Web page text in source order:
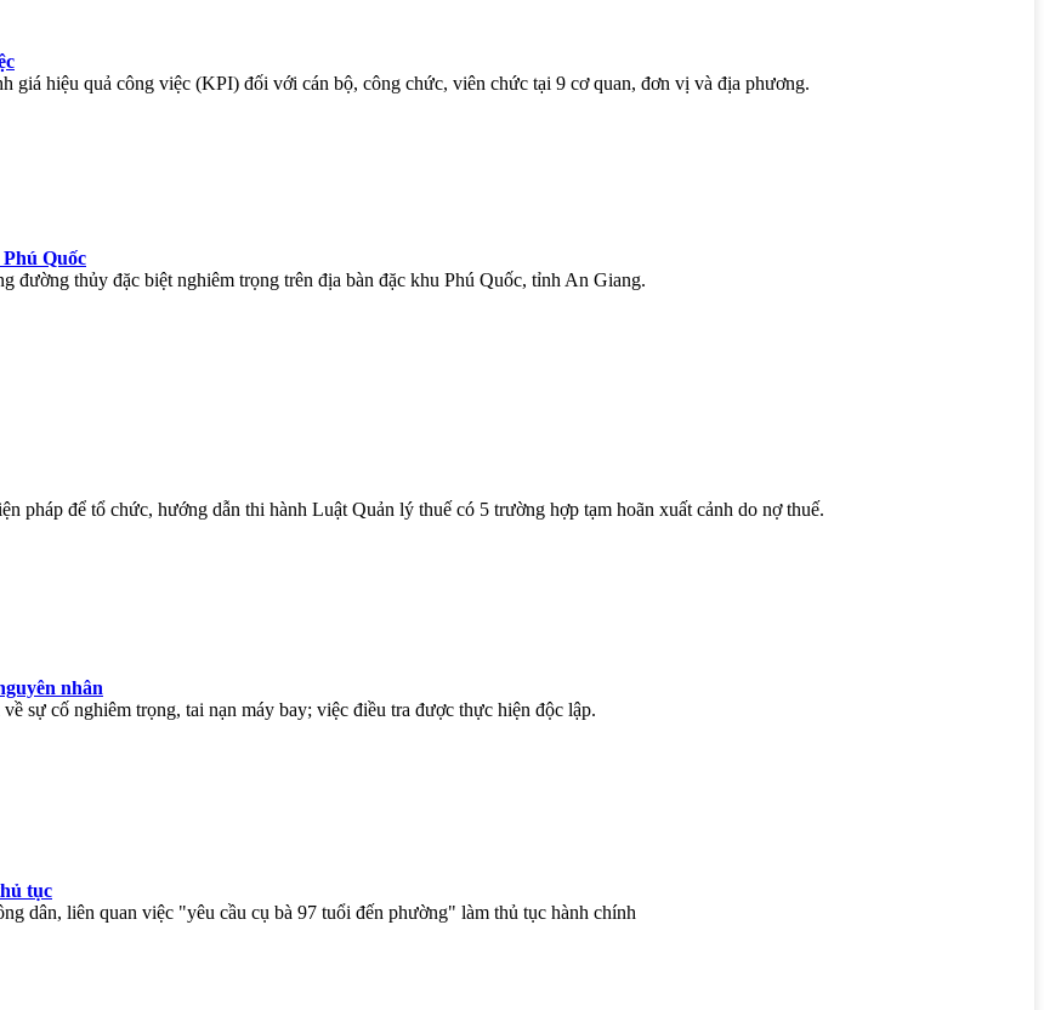
giá hiệu quả công việc (KPI) đối với cán bộ, công chức, viên chức tại 9 cơ quan, đơn vị và địa phương.
Quốc
đường thủy đặc biệt nghiêm trọng trên địa bàn đặc khu Phú Quốc, tỉnh An Giang.
pháp để tổ chức, hướng dẫn thi hành Luật Quản lý thuế có 5 trường hợp tạm hoãn xuất cảnh do nợ thuế.
nhân
sự cố nghiêm trọng, tai nạn máy bay; việc điều tra được thực hiện độc lập.
tục
dân, liên quan việc "yêu cầu cụ bà 97 tuổi đến phường" làm thủ tục hành chính